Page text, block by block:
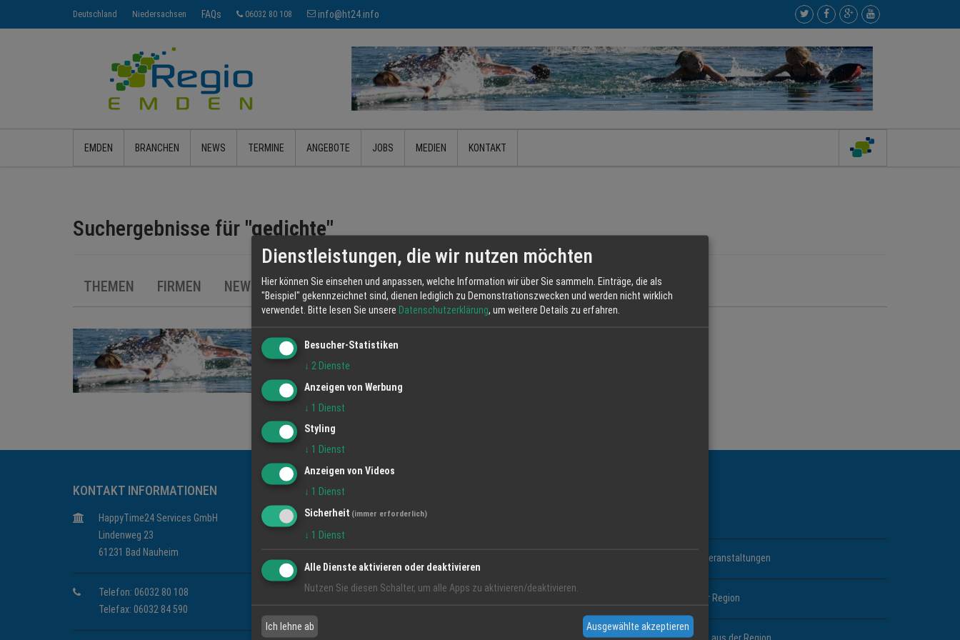
Deutschland Niedersachsen FAQs 06032 80 108 info@ht24.info
EMDEN BRANCHEN NEWS TERMINE ANGEBOTE JOBS MEDIEN KONTAKT
Suchergebnisse für "gedichte"
THEMEN FIRMEN NEWS ANGEBOTE JOBS TERMINE GALERIEN BILDER VIDEOS
KONTAKT INFORMATIONEN
HappyTime24 Services GmbH
Lindenweg 23
61231 Bad Nauheim
Telefon: 06032 80 108
Telefax: 06032 84 590
Events und Veranstaltungen
News aus der Region
Dienstleistungen, die wir nutzen möchten
Hier können Sie einsehen und anpassen, welche Information wir über Sie sammeln. Einträge, die als
"Beispiel" gekennzeichnet sind, dienen lediglich zu Demonstrationszwecken und werden nicht wirklich
verwendet. Bitte lesen Sie unsere Datenschutzerklärung, um weitere Details zu erfahren.
Besucher-Statistiken
↓ 2 Dienste
Anzeigen von Werbung
↓ 1 Dienst
Styling
↓ 1 Dienst
Anzeigen von Videos
↓ 1 Dienst
Sicherheit (immer erforderlich)
↓ 1 Dienst
Alle Dienste aktivieren oder deaktivieren
Nutzen Sie diesen Schalter, um alle Apps zu aktivieren/deaktivieren.
Ich lehne ab Ausgewählte akzeptieren